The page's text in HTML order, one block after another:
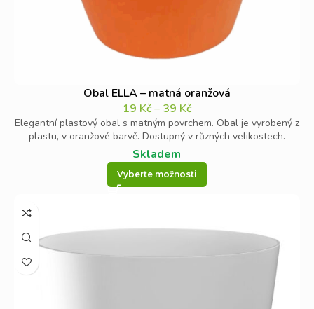
Obal ELLA – matná oranžová
19 Kč– 39 Kč
Elegantní plastový obal s matným povrchem. Obal je vyrobený z
plastu, v oranžové barvě. Dostupný v různých velikostech.
Skladem
Vyberte možnosti